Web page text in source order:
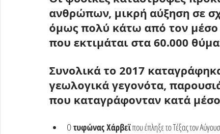
ανθρώπων, μικρή αύξηση σε
όμως πολύ κάτω από τον
που εκτιμάται στα 60.000
Συνολικά το 2017
γεωλογικά γεγονότα,
που καταγράφονταν κατά
Ο τυφώνας Χάρβεϊ που έπληξε το Τέξας τον